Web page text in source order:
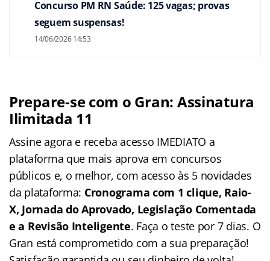
Concurso PM RN Saúde: 125 vagas; provas
seguem suspensas!
14/06/2026 14:53
Prepare-se com o Gran: Assinatura
Ilimitada 11
Assine agora e receba acesso IMEDIATO a
plataforma que mais aprova em concursos
públicos e, o melhor, com acesso às 5 novidades
da plataforma: Cronograma com 1 clique, Raio-
X, Jornada do Aprovado, Legislação Comentada
e a Revisão Inteligente. Faça o teste por 7 dias. O
Gran está comprometido com a sua preparação!